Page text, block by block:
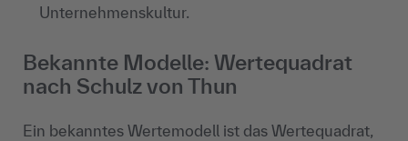
Unternehmenskultur.
Bekannte Modelle: Wertequadrat
nach Schulz von Thun
Ein bekanntes Wertemodell ist das Wertequadrat,